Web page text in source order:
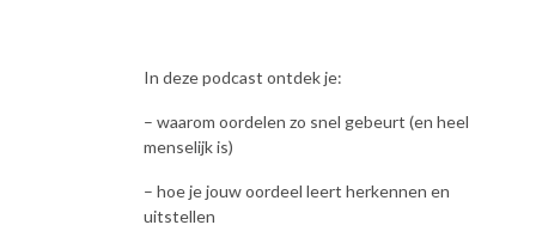
In deze podcast ontdek je:
– waarom oordelen zo snel gebeurt (en heel
menselijk is)
– hoe je jouw oordeel leert herkennen en
uitstellen